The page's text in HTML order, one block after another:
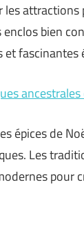
bien
et
épices de
Les
pour